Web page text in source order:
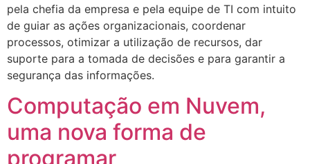
pela chefia da empresa e pela equipe de TI com intuito
de guiar as ações organizacionais, coordenar
processos, otimizar a utilização de recursos, dar
suporte para a tomada de decisões e para garantir a
segurança das informações.
Computação em Nuvem,
uma nova forma de
programar